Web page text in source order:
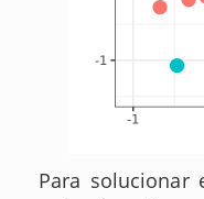
Para solucionar